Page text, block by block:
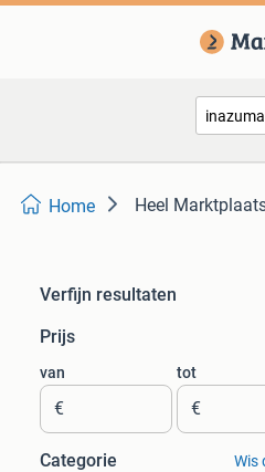
Home Heel
Verfijn resultaten
Prijs
van
€
tot
€
Categorie Wis